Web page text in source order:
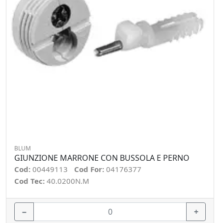
BLUM
GIUNZIONE MARRONE CON BUSSOLA E PERNO
Cod: 00449113 Cod For: 04176377
Cod Tec: 40.0200N.M
− +